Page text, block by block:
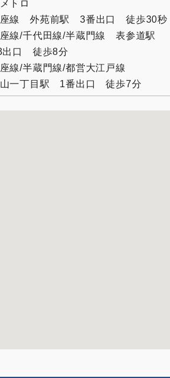
トロ
座線 外苑前駅 3番出口 徒歩30秒
座線/千代田線/半蔵門線 表参道駅
口 徒歩8分
座線/半蔵門線/都営大江戸線
一丁目駅 1番出口 徒歩7分